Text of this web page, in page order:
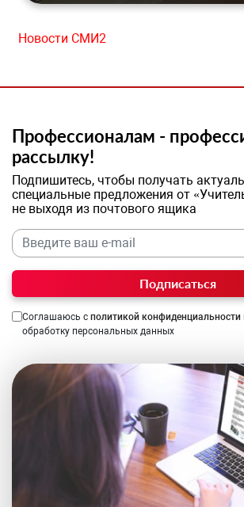
Новости СМИ2
Профессионалам -
рассылку!
Подпишитесь, чтобы получать
специальные предложения от
не выходя из почтового ящика
Подписаться
Соглашаюсь с политикой конфиденциальности
обработку персональных данных